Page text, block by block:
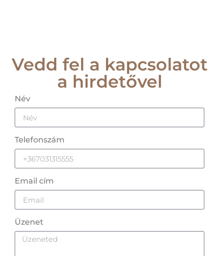
Vedd fel a kapcsolatot
a hirdetővel
Név
Telefonszám
Email cím
Üzenet